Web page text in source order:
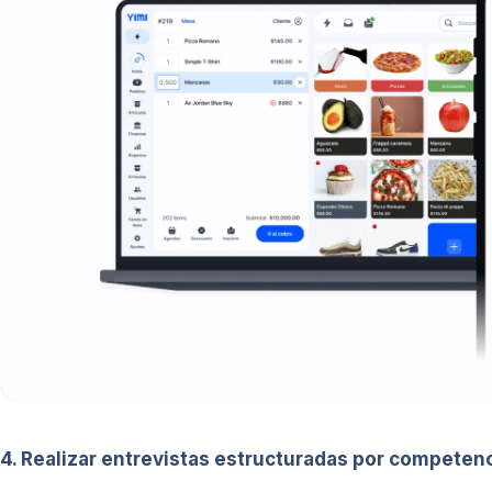
4. Realizar entrevistas estructuradas por